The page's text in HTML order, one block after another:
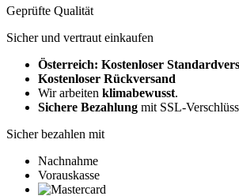
Geprüfte Qualität
Sicher und vertraut einkaufen
Österreich: Kostenloser
Kostenloser Rückversand
Wir arbeiten klimabewusst.
Sichere Bezahlung mit SSL-
Sicher bezahlen mit
Nachnahme
Vorauskasse